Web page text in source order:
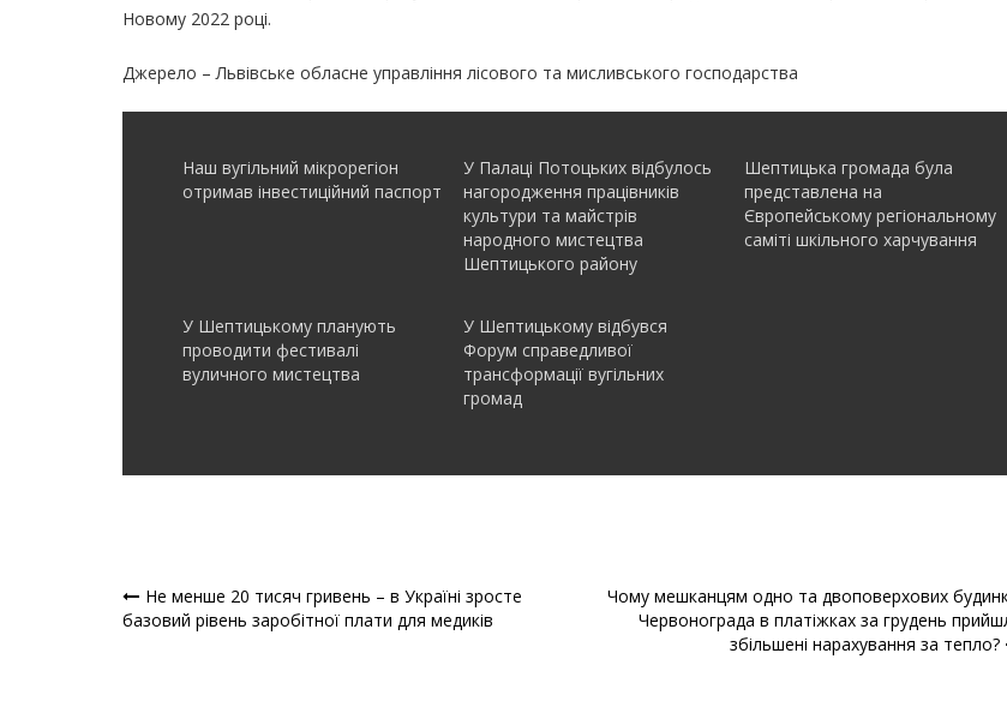
Новому 2022 році.
Джерело – Львівське обласне управління лісового та мисливського господарства
Наш вугільний мікрорегіон
отримав інвеcтиційний паспорт
У Палаці Потоцьких відбулось
нагородження працівників
культури та майстрів
народного мистецтва
Шептицького району
Шептицька громада була
представлена на
Європейському регіональному
саміті шкільного харчування
У Шептицькому планують
проводити фестивалі
вуличного мистецтва
У Шептицькому відбувся
Форум справедливої
трансформації вугільних
громад
Навігація
Не менше 20 тисяч гривень – в Україні зросте
базовий рівень заробітної плати для медиків
Чому мешканцям одно та двоповерхових
Червонограда в платіжках за грудень
збільшені нарахування за тепло?